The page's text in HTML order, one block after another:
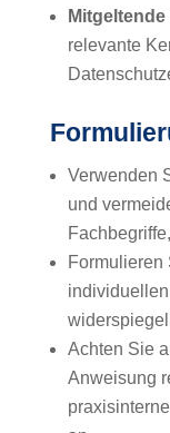
relevante
Verwenden
und
Formulieren
Achten Sie
Anweisung